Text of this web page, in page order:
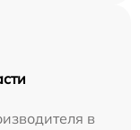
в